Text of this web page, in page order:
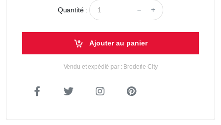
Quantité :
Ajouter au panier
Vendu et expédié par : Broderie City